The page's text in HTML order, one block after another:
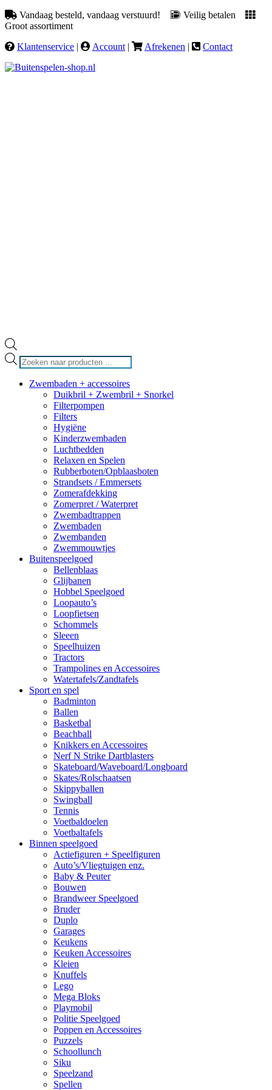
Vandaag besteld, vandaag verstuurd!
Veilig betalen
Groot assortiment
Klantenservice | Account | Afrekenen | Contact
Producten
zoeken
Zwembaden + accessoires
Duikbril + Zwembril + Snorkel
Filterpompen
Filters
Hygiëne
Kinderzwembaden
Luchtbedden
Relaxen en Spelen
Rubberboten/Opblaasboten
Strandsets / Emmersets
Zomerafdekking
Zomerpret / Waterpret
Zwembadtrappen
Zwembaden
Zwembanden
Zwemmouwtjes
Buitenspeelgoed
Bellenblaas
Glijbanen
Hobbel Speelgoed
Loopauto’s
Loopfietsen
Schommels
Sleeen
Speelhuizen
Tractors
Trampolines en Accessoires
Watertafels/Zandtafels
Sport en spel
Badminton
Ballen
Basketbal
Beachball
Knikkers en Accessoires
Nerf N Strike Dartblasters
Skateboard/Waveboard/Longboard
Skates/Rolschaatsen
Skippyballen
Swingball
Tennis
Voetbaldoelen
Voetbaltafels
Binnen speelgoed
Actiefiguren + Speelfiguren
Auto’s/Vliegtuigen enz.
Baby & Peuter
Bouwen
Brandweer Speelgoed
Bruder
Duplo
Garages
Keukens
Keuken Accessoires
Kleien
Knuffels
Lego
Mega Bloks
Playmobil
Politie Speelgoed
Poppen en Accessoires
Puzzels
Schoollunch
Siku
Speelzand
Spellen